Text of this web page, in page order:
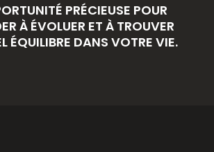
PRÉCIEUSE POUR
À ÉVOLUER ET À TROUVER
ÉQUILIBRE DANS VOTRE VIE.